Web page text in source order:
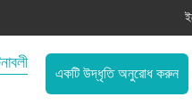
একটি উদ্ধৃতি অনুরোধ করুন